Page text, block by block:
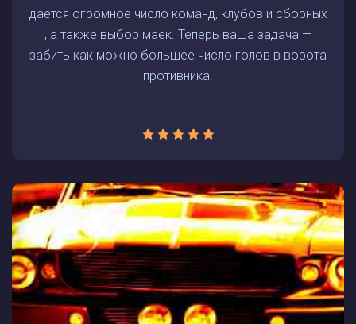
дается огромное число команд, клубов и сборных
, а также выбор маек. Теперь ваша задача —
забить как можно большее число голов в ворота
противника.